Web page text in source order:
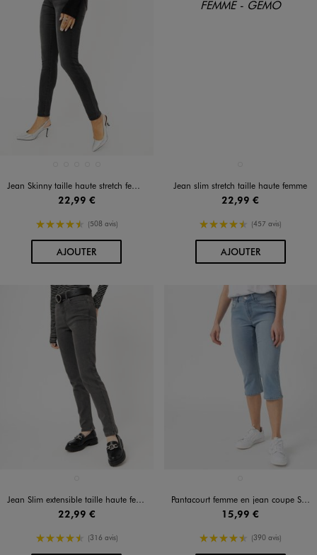
Jean Skinny taille haute stretch femme
22,99 €
4.5/5 de moyenne
(508 avis)
AJOUTERAU PANIER
Jean slim stretch taille haute femme
22,99 €
4.5/5 de moyenne
(457 avis)
AJOUTERAU PANIER
Jean Slim extensible taille haute femme
22,99 €
4.5/5 de moyenne
(316 avis)
Pantacourt femme en jean coupe Slim
15,99 €
4.5/5 de moyenne
(390 avis)